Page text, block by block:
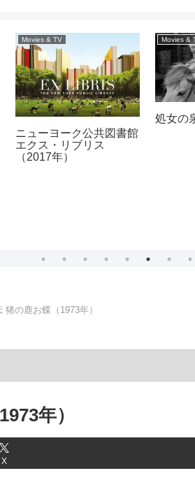
ン（1992
乙女の祈り（1994年）
猪の鹿お蝶（1973年）
年）
X